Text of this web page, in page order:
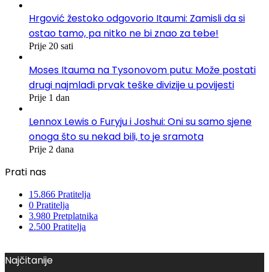
Hrgović žestoko odgovorio Itaumi: Zamisli da si
ostao tamo, pa nitko ne bi znao za tebe!
Prije 20 sati
Moses Itauma na Tysonovom putu: Može postati
drugi najmlađi prvak teške divizije u povijesti
Prije 1 dan
Lennox Lewis o Furyju i Joshui: Oni su samo sjene
onoga što su nekad bili, to je sramota
Prije 2 dana
Prati nas
15.866 Pratitelja
0 Pratitelja
3.980 Pretplatnika
2.500 Pratitelja
Najčitanije